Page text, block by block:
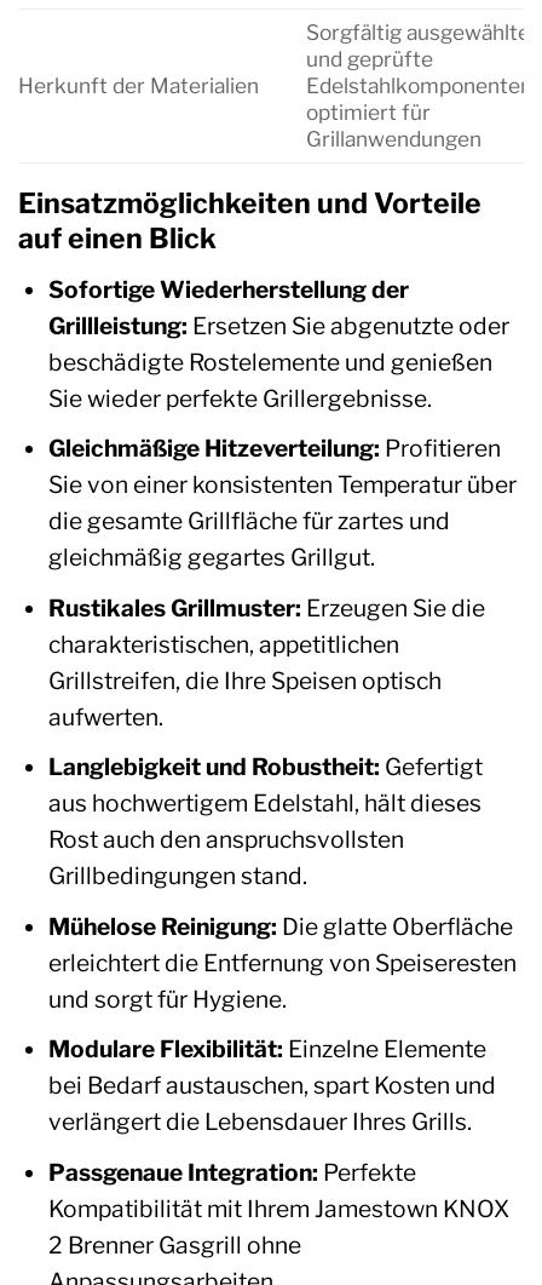
Herkunft der Materialien
Sorgfältig ausgewählte
und geprüfte
Edelstahlkomponenten,
optimiert für
Grillanwendungen
Einsatzmöglichkeiten und Vorteile
auf einen Blick
Sofortige Wiederherstellung der
Grillleistung: Ersetzen Sie abgenutzte oder
beschädigte Rostelemente und genießen
Sie wieder perfekte Grillergebnisse.
Gleichmäßige Hitzeverteilung: Profitieren
Sie von einer konsistenten Temperatur über
die gesamte Grillfläche für zartes und
gleichmäßig gegartes Grillgut.
Rustikales Grillmuster: Erzeugen Sie die
charakteristischen, appetitlichen
Grillstreifen, die Ihre Speisen optisch
aufwerten.
Langlebigkeit und Robustheit: Gefertigt
aus hochwertigem Edelstahl, hält dieses
Rost auch den anspruchsvollsten
Grillbedingungen stand.
Mühelose Reinigung: Die glatte Oberfläche
erleichtert die Entfernung von Speiseresten
und sorgt für Hygiene.
Modulare Flexibilität: Einzelne Elemente
bei Bedarf austauschen, spart Kosten und
verlängert die Lebensdauer Ihres Grills.
Passgenaue Integration: Perfekte
Kompatibilität mit Ihrem Jamestown KNOX
2 Brenner Gasgrill ohne